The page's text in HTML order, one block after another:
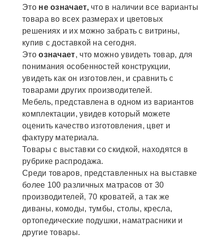
Этоне означает,что в наличии все варианты
товара во всех размерах и цветовых
решениях и их можно забрать с витрины,
купив с доставкой на сегодня.
Этоозначает, что можно увидеть товар, для
понимания особенностей конструкции,
увидеть как он изготовлен, и сравнить с
товарами других производителей.
Мебель, представлена в одном из вариантов
комплектации, увидев который можете
оценить качество изготовления, цвет и
фактуру материала.
Товары с выставки со скидкой, находятся в
рубрике распродажа.
Среди товаров, представленных на выставке
более 100 различных матрасов от 30
производителей, 70 кроватей, а так же
диваны, комоды, тумбы, столы, кресла,
ортопедические подушки, наматрасники и
другие товары.